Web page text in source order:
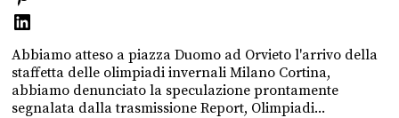
Abbiamo atteso a piazza Duomo ad Orvieto l'arrivo della
staffetta delle olimpiadi invernali Milano Cortina,
abbiamo denunciato la speculazione prontamente
segnalata dalla trasmissione Report, Olimpiadi...